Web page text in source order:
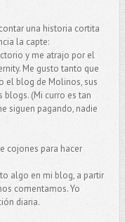
una historia cortita
la capte:
y me atrajo por el
Me gusto tanto que
el blog de Molinos, sus
(Mi curro es tan
siguen pagando, nadie
cojones para hacer
algo en mi blog, a partir
comentamos. Yo
diaria.